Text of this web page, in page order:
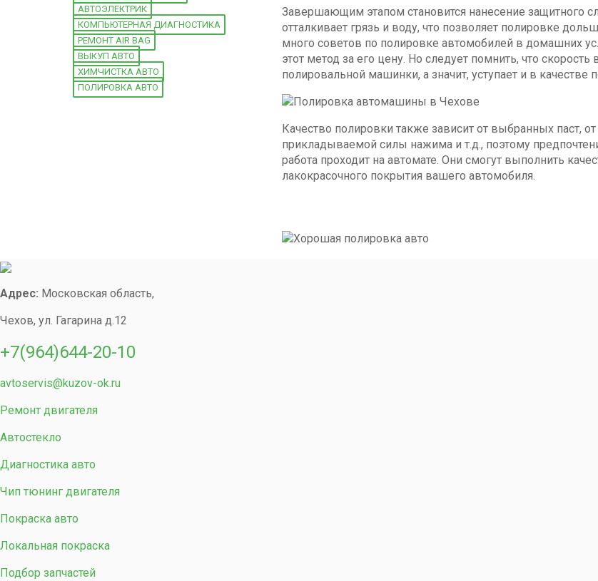
Завершающим этапом становится нанесение защитного
отталкивает грязь и воду, что позволяет полировке
много советов по полировке автомобилей в домашних
этот метод за его цену. Но следует помнить, что
полировальной машинки, а значит, уступает и в качестве
Качество полировки также зависит от выбранных паст,
прикладываемой силы нажима и т.д., поэтому
работа проходит на автомате. Они смогут выполнить
лакокрасочного покрытия вашего автомобиля.
АВТОЭЛЕКТРИК
КОМПЬЮТЕРНАЯ ДИАГНОСТИКА
РЕМОНТ AIR BAG
ВЫКУП АВТО
ХИМЧИСТКА АВТО
ПОЛИРОВКА АВТО
Адрес: Московская область,
Чехов, ул. Гагарина д.12
+7(964)644-20-10
avtoservis@kuzov-ok.ru
Ремонт двигателя
Автостекло
Диагностика авто
Чип тюнинг двигателя
Покраска авто
Локальная покраска
Подбор запчастей